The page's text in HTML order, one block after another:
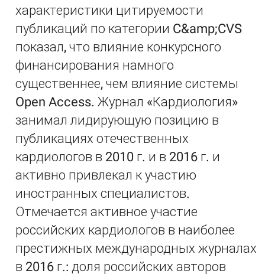
характеристики цитируемости
публикаций по категории C&amp;CVS
показал, что влияние конкурсного
финансирования намного
существеннее, чем влияние системы
Open Access. Журнал «Кардиология»
занимал лидирующую позицию в
публикациях отечественных
кардиологов в 2010 г. и в 2016 г. и
активно привлекал к участию
иностранных специалистов.
Отмечается активное участие
российских кардиологов в наиболее
престижных международных журналах
в 2016 г.: доля российских авторов